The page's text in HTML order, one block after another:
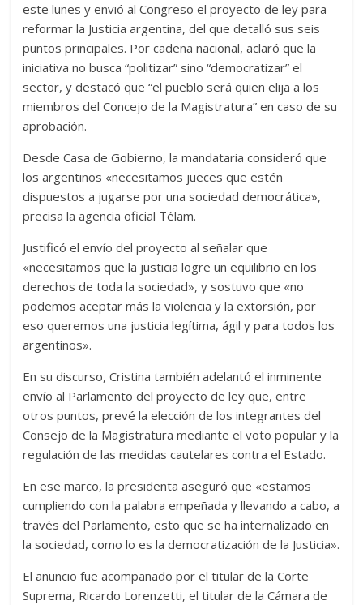
este lunes y envió al Congreso el proyecto de ley para
reformar la Justicia argentina, del que detalló sus seis
puntos principales. Por cadena nacional, aclaró que la
iniciativa no busca “politizar” sino “democratizar” el
sector, y destacó que “el pueblo será quien elija a los
miembros del Concejo de la Magistratura” en caso de su
aprobación.
Desde Casa de Gobierno, la mandataria consideró que
los argentinos «necesitamos jueces que estén
dispuestos a jugarse por una sociedad democrática»,
precisa la agencia oficial Télam.
Justificó el envío del proyecto al señalar que
«necesitamos que la justicia logre un equilibrio en los
derechos de toda la sociedad», y sostuvo que «no
podemos aceptar más la violencia y la extorsión, por
eso queremos una justicia legítima, ágil y para todos los
argentinos».
En su discurso, Cristina también adelantó el inminente
envío al Parlamento del proyecto de ley que, entre
otros puntos, prevé la elección de los integrantes del
Consejo de la Magistratura mediante el voto popular y la
regulación de las medidas cautelares contra el Estado.
En ese marco, la presidenta aseguró que «estamos
cumpliendo con la palabra empeñada y llevando a cabo, a
través del Parlamento, esto que se ha internalizado en
la sociedad, como lo es la democratización de la Justicia».
El anuncio fue acompañado por el titular de la Corte
Suprema, Ricardo Lorenzetti, el titular de la Cámara de